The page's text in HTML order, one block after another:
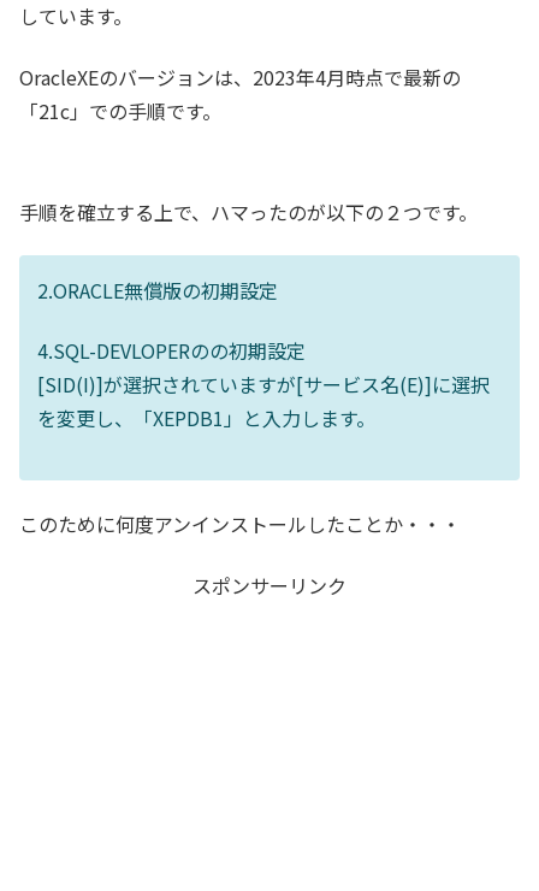
しています。
OracleXEのバージョンは、2023年4月時点で最新の
「21c」での手順です。
手順を確立する上で、ハマったのが以下の２つです。
2.ORACLE無償版の初期設定
4.SQL-DEVLOPERのの初期設定
[SID(I)]が選択されていますが[サービス名(E)]に選択
を変更し、「XEPDB1」と入力します。
このために何度アンインストールしたことか・・・
スポンサーリンク